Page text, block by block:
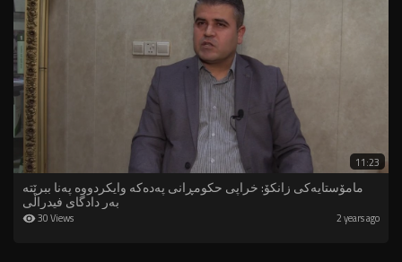
11:23
مامۆستایەکی زانکۆ: خراپی حکومڕانی پەدەکە وایکردووە پەنا ببرێتە
بەر دادگای فیدراڵی
30 Views 2 years ago